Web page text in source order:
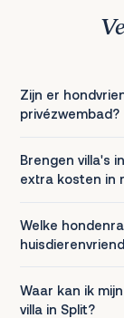
Zijn er
privézwembad?
Brengen villa's
extra kosten in
Welke
Waar kan ik
villa in Split?